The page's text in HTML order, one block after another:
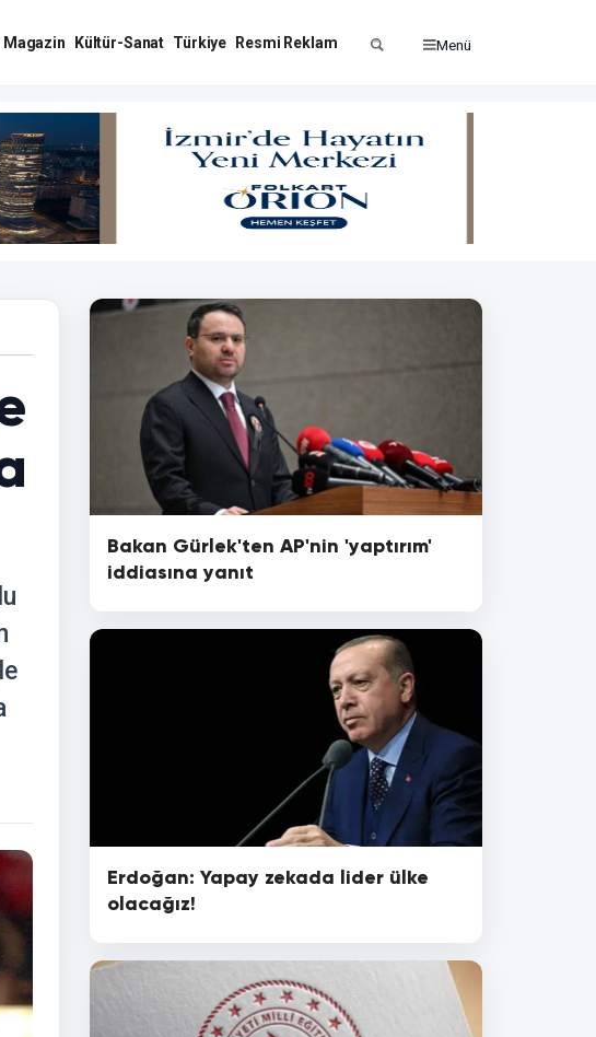
Magazin Kültür-Sanat Türkiye Resmi Reklam Menü
Bakan Gürlek'ten AP'nin 'yaptırım'
iddiasına yanıt
Erdoğan: Yapay zekada lider ülke
olacağız!